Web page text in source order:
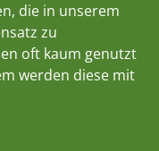
die in unserem
zu
oft kaum genutzt
werden diese mit